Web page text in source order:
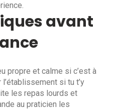
avant
propre et calme si c’est à
si tu t’y
les repas lourds et
au praticien les